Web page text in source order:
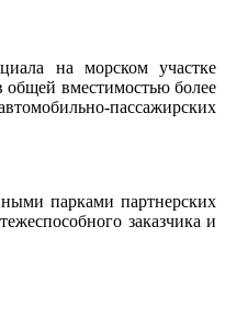
на морском участке
вместимостью более
пассажирских
парками партнерских
заказчика и